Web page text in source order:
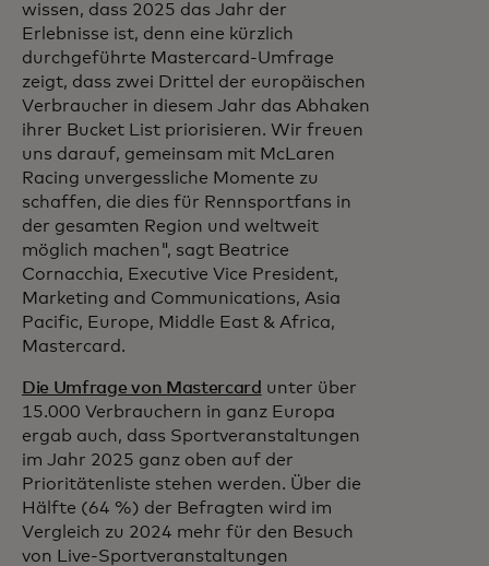
wissen, dass 2025 das Jahr der
Erlebnisse ist, denn eine kürzlich
durchgeführte Mastercard-Umfrage
zeigt, dass zwei Drittel der europäischen
Verbraucher in diesem Jahr das Abhaken
ihrer Bucket List priorisieren. Wir freuen
uns darauf, gemeinsam mit McLaren
Racing unvergessliche Momente zu
schaffen, die dies für Rennsportfans in
der gesamten Region und weltweit
möglich machen", sagt Beatrice
Cornacchia, Executive Vice President,
Marketing and Communications, Asia
Pacific, Europe, Middle East & Africa,
Mastercard.
Die Umfrage von Mastercard unter über
15.000 Verbrauchern in ganz Europa
ergab auch, dass Sportveranstaltungen
im Jahr 2025 ganz oben auf der
Prioritätenliste stehen werden. Über die
Hälfte (64 %) der Befragten wird im
Vergleich zu 2024 mehr für den Besuch
von Live-Sportveranstaltungen